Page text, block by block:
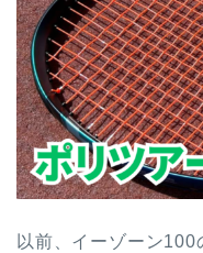
以前、イーゾーン